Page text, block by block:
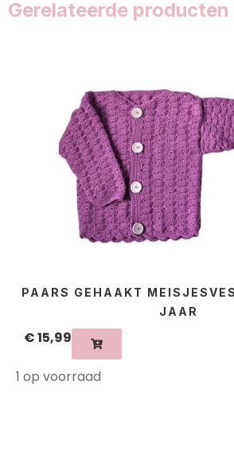
Gerelateerde producten
PAARS GEHAAKT
JAAR
€15,99
1 op voorraad